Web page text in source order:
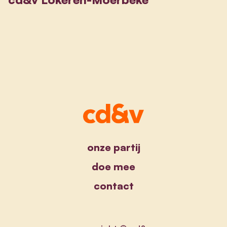
onze partij
doe mee
contact